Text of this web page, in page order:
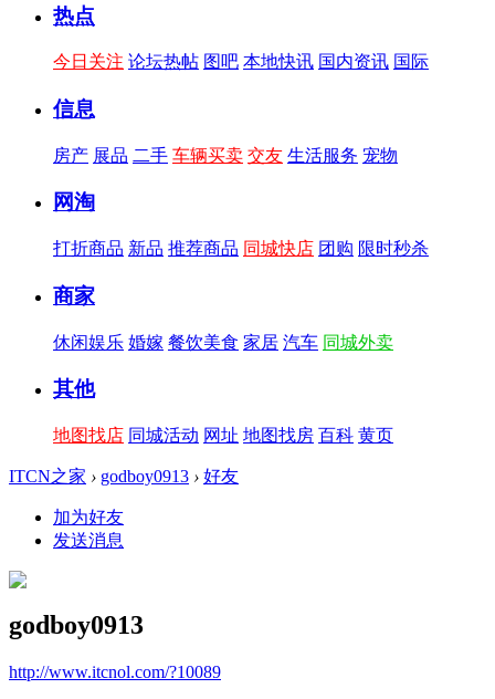
热点
今日关注 论坛热帖 图吧 本地快讯 国内资讯 国际
信息
房产 展品 二手 车辆买卖 交友 生活服务 宠物
网淘
打折商品 新品 推荐商品 同城快店 团购 限时秒杀
商家
休闲娱乐 婚嫁 餐饮美食 家居 汽车 同城外卖
其他
地图找店 同城活动 网址 地图找房 百科 黄页
ITCN之家 › godboy0913 › 好友
加为好友
发送消息
godboy0913
http://www.itcnol.com/?10089